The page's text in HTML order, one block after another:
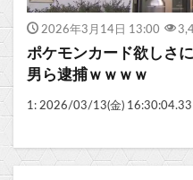
2026年3月14日 13:00
ポケモンカード欲しさ
男ら逮捕ｗｗｗｗ
1: 2026/03/13(金)